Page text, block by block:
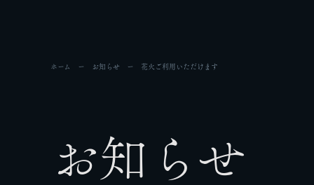
ホーム お知らせ 花火ご利用いただけます
お知らせ